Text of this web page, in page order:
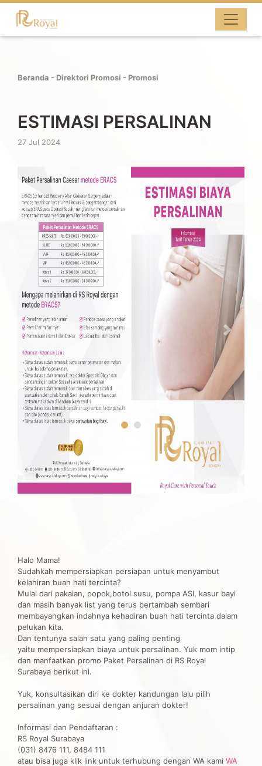
Beranda - Direktori Promosi - Promosi
ESTIMASI PERSALINAN
27 Jul 2024
Previous Next
Halo Mama!
Sudahkah mempersiapkan persiapan untuk menyambut
kelahiran buah hati tercinta?
Mulai dari pakaian, popok,botol susu, pompa ASI, kasur bayi
dan masih banyak list yang terus bertambah sembari
membayangkan indahnya kehadiran buah hati tercinta dalam
pelukan kita.
Dan tentunya salah satu yang paling penting
yaitu mempersiapkan biaya untuk persalinan. Yuk mom intip
dan manfaatkan promo Paket Persalinan di RS Royal
Surabaya berikut ini.
Yuk, konsultasikan diri ke dokter kandungan lalu pilih
persalinan yang sesuai dengan anjuran dokter!
Informasi dan Pendaftaran :
RS Royal Surabaya
(031) 8476 111, 8484 111
atau bisa juga klik link untuk terhubung dengan WA kami WA